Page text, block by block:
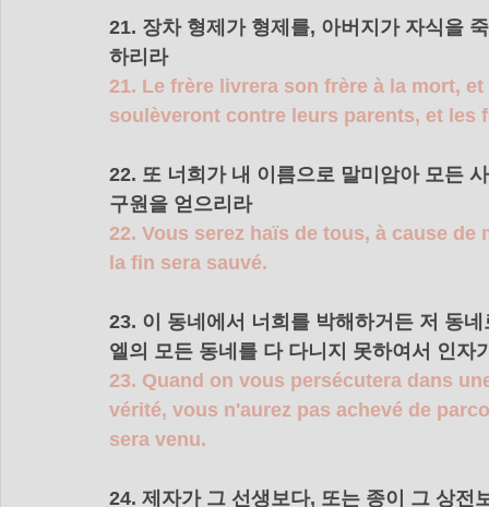
21. 장차 형제가 형제를, 아버지가 자식을
하리라
21. Le frère livrera son frère à la mort,
soulèveront contre leurs parents, et les
22. 또 너희가 내 이름으로 말미암아 모든
구원을 얻으리라
22. Vous serez haïs de tous, à cause
la fin sera sauvé.
23. 이 동네에서 너희를 박해하거든 저 동
엘의 모든 동네를 다 다니지 못하여서 인자
23. Quand on vous persécutera dans
vérité, vous n'aurez pas achevé de
sera venu.
24. 제자가 그 선생보다, 또는 종이 그 상전